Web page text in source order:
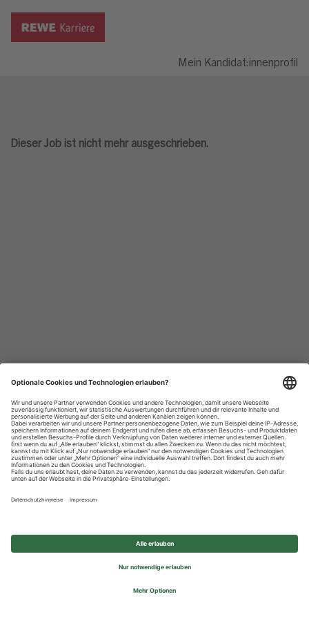
Mein Kandidat:innenprofil
Dieser Job ist nicht mehr ausgeschrieben.
Datenschutzhinweise
Impressum
Privatsphäre-Einstellungen
© 2026 REWE Group - All rights reserved